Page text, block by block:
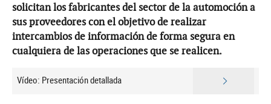
solicitan los fabricantes del sector de la automoción a
sus proveedores con el objetivo de realizar
intercambios de información de forma segura en
cualquiera de las operaciones que se realicen.
Vídeo: Presentación detallada